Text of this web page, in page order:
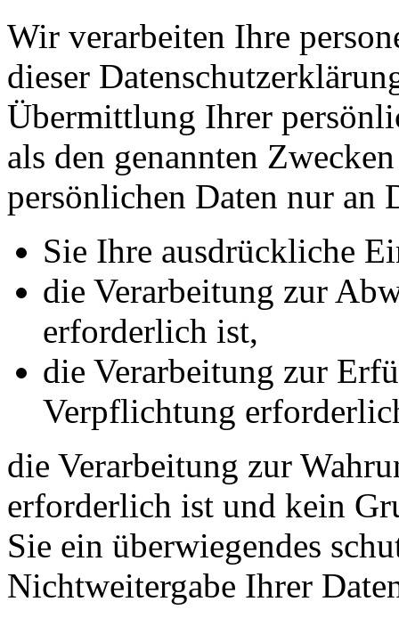
Wir verarbeiten Ihre
dieser
Übermittlung Ihrer
als den genannten
persönlichen Daten nur an
Sie Ihre ausdrückliche
die Verarbeitung zur
erforderlich ist,
die Verarbeitung zur
Verpflichtung
die Verarbeitung zur
erforderlich ist und kein
Sie ein überwiegendes
Nichtweitergabe Ihrer